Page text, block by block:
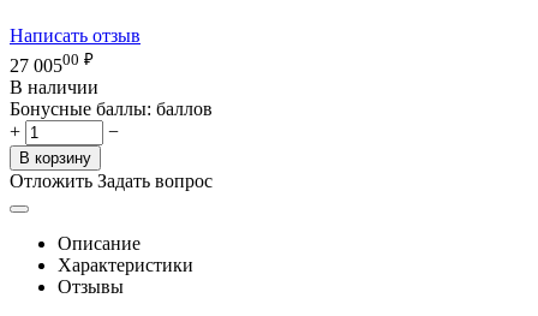
Написать отзыв
27 00500 ₽
В наличии
Бонусные баллы: баллов
+
−
В корзину
Отложить Задать вопрос
Описание
Характеристики
Отзывы